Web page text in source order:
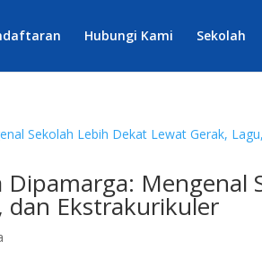
Hubungi Kami Sekolah
Dipamarga: Mengenal
dan Ekstrakurikuler